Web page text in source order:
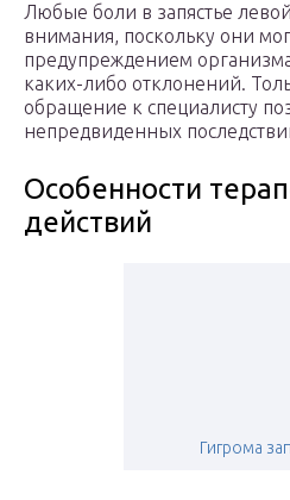
Любые боли в запястье
внимания, поскольку они
предупреждением
каких-либо отклонений.
обращение к специалисту
непредвиденных
Особенности
действий
Гигрома